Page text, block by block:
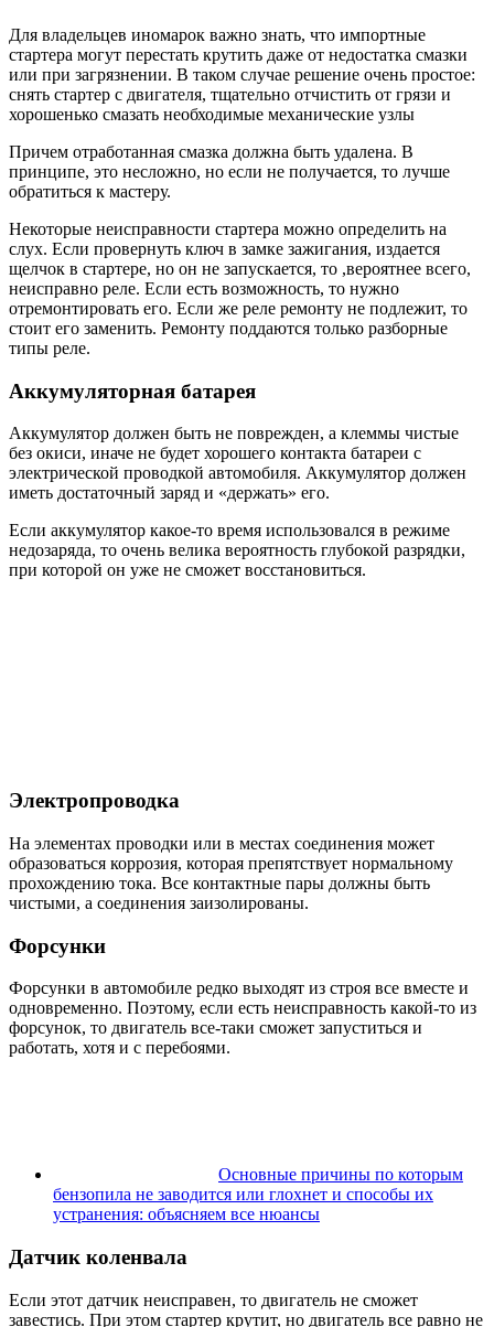
Для владельцев иномарок важно знать, что импортные
стартера могут перестать крутить даже от недостатка смазки
или при загрязнении. В таком случае решение очень простое:
снять стартер с двигателя, тщательно отчистить от грязи и
хорошенько смазать необходимые механические узлы
Причем отработанная смазка должна быть удалена. В
принципе, это несложно, но если не получается, то лучше
обратиться к мастеру.
Некоторые неисправности стартера можно определить на
слух. Если провернуть ключ в замке зажигания, издается
щелчок в стартере, но он не запускается, то ,вероятнее всего,
неисправно реле. Если есть возможность, то нужно
отремонтировать его. Если же реле ремонту не подлежит, то
стоит его заменить. Ремонту поддаются только разборные
типы реле.
Аккумуляторная батарея
Аккумулятор должен быть не поврежден, а клеммы чистые
без окиси, иначе не будет хорошего контакта батареи с
электрической проводкой автомобиля. Аккумулятор должен
иметь достаточный заряд и «держать» его.
Если аккумулятор какое-то время использовался в режиме
недозаряда, то очень велика вероятность глубокой разрядки,
при которой он уже не сможет восстановиться.
Электропроводка
На элементах проводки или в местах соединения может
образоваться коррозия, которая препятствует нормальному
прохождению тока. Все контактные пары должны быть
чистыми, а соединения заизолированы.
Форсунки
Форсунки в автомобиле редко выходят из строя все вместе и
одновременно. Поэтому, если есть неисправность какой-то из
форсунок, то двигатель все-таки сможет запуститься и
работать, хотя и с перебоями.
Основные причины по которым
бензопила не заводится или глохнет и способы их
устранения: объясняем все нюансы
Датчик коленвала
Если этот датчик неисправен, то двигатель не сможет
завестись. При этом стартер крутит, но двигатель все равно не